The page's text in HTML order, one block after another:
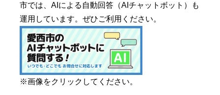
市では、AIによる自動回答（AIチャットボット）も
運用しています。ぜひご利用ください。
※画像をクリックしてください。